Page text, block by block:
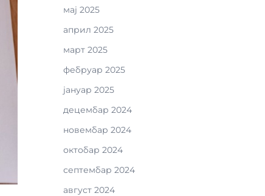
мај 2025
април 2025
март 2025
фебруар 2025
јануар 2025
децембар 2024
новембар 2024
октобар 2024
септембар 2024
август 2024